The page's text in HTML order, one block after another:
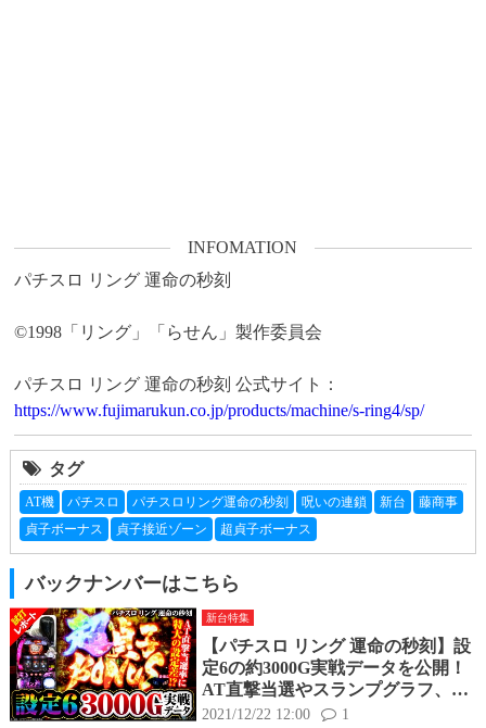
INFOMATION
パチスロ リング 運命の秒刻
©1998「リング」「らせん」製作委員会
https://www.fujimarukun.co.jp/products/machine/s-ring4/sp/
タグ
AT機 パチスロ パチスロリング運命の秒刻 呪いの連鎖 新台
藤商事
貞子ボーナス
貞子接近ゾーン 超貞子ボーナス
バックナンバーはこちら
新台特集
【パチスロ リング 運命の秒刻】設
定6の約3000G実戦データを公開！
AT直撃当選やスランプグラフ、終
了画面など設定6挙動を解説
2021/12/22 12:00 1